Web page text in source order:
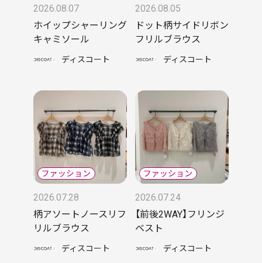
2026.08.07
ホイップシャーリング
キャミソール
ディスコート
2026.08.05
ドット柄サイドリボン
フリルブラウス
ディスコート
2026.07.28
柄アソートノースリフ
リルブラウス
ディスコート
2026.07.24
【前後2WAY】フリンジ
ベスト
ディスコート